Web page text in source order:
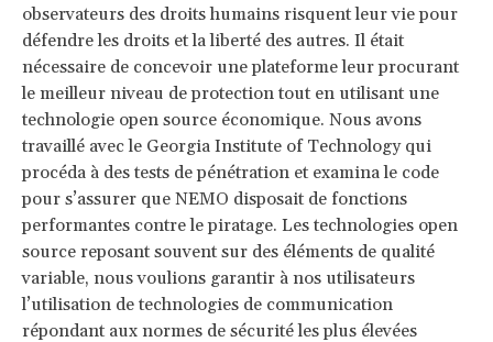
observateurs des droits humains risquent leur vie pour
défendre les droits et la liberté des autres. Il était
nécessaire de concevoir une plateforme leur procurant
le meilleur niveau de protection tout en utilisant une
technologie open source économique. Nous avons
travaillé avec le Georgia Institute of Technology qui
procéda à des tests de pénétration et examina le code
pour s’assurer que NEMO disposait de fonctions
performantes contre le piratage. Les technologies open
source reposant souvent sur des éléments de qualité
variable, nous voulions garantir à nos utilisateurs
l’utilisation de technologies de communication
répondant aux normes de sécurité les plus élevées